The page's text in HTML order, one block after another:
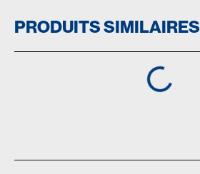
PRODUITS SIMILAIRES